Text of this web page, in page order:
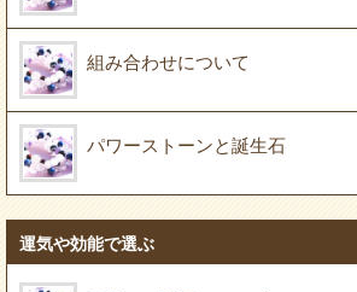
組み合わせについて
パワーストーンと誕生石
運気や効能で選ぶ